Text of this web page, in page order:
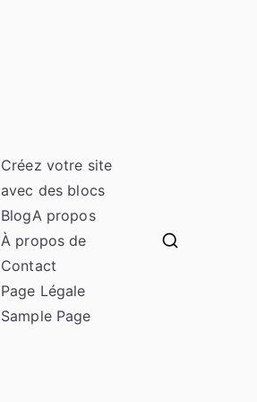
Créez votre site
avec des blocs
BlogA propos
À propos de
Contact
Page Légale
Sample Page